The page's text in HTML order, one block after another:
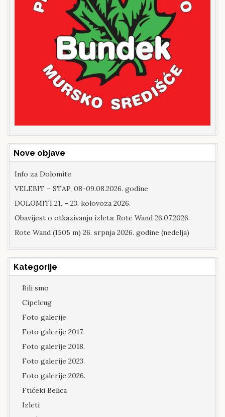
Nove objave
Info za Dolomite
VELEBIT – STAP, 08-09.08.2026. godine
DOLOMITI 21. – 23. kolovoza 2026.
Obavijest o otkazivanju izleta: Rote Wand 26.07.2026.
Rote Wand (1505 m) 26. srpnja 2026. godine (nedelja)
Kategorije
Bili smo
Cipelcug
Foto galerije
Foto galerije 2017.
Foto galerije 2018.
Foto galerije 2023.
Foto galerije 2026.
Ftičeki Belica
Izleti